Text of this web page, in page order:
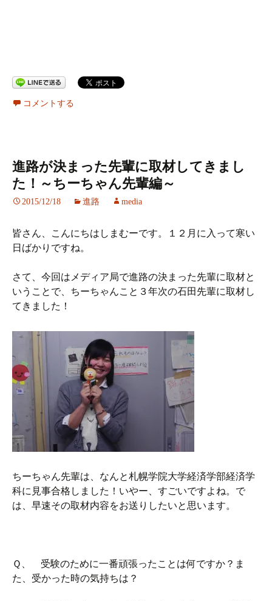
コメントする
進路が決まった先輩に取材してきまし
た！～ちーちゃん先輩編～
2015/12/18 進路 media
皆さん、こんにちはしまむーです。１２月に入って寒い
日ばかりですね。
さて、今回はメディア局で進路の決まった先輩に取材と
いうことで、ちーちゃんこと３年次の石田先輩に取材し
てきました！
ちーちゃん先輩は、なんと札幌学院大学経済学部経済学
科に見事合格しました！いやー、すごいですよね。で
は、早速その取材内容をお送りしたいと思います。
Ｑ、 受験のために一番頑張ったことは何ですか？ま
た、受かった時の気持ちは？